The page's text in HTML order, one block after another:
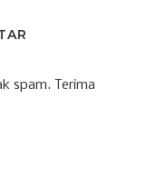
spam. Terima